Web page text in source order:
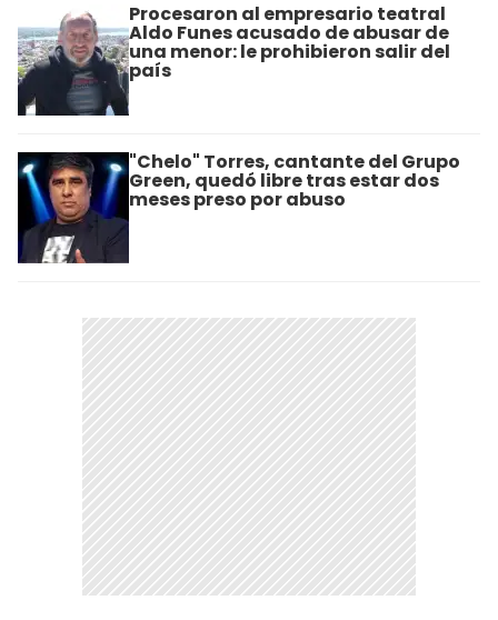
Procesaron al empresario teatral
Aldo Funes acusado de abusar de
una menor: le prohibieron salir del
país
"Chelo" Torres, cantante del Grupo
Green, quedó libre tras estar dos
meses preso por abuso